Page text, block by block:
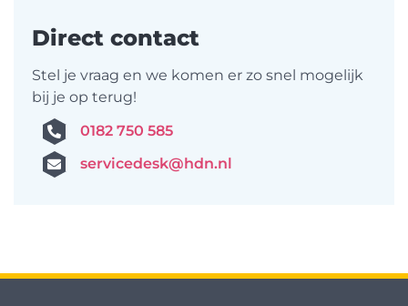
Direct contact
Stel je vraag en we komen er zo snel mogelijk
bij je op terug!
0182 750 585
servicedesk@hdn.nl